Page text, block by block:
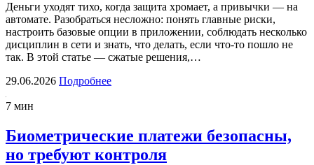
Деньги уходят тихо, когда защита хромает, а привычки — на
автомате. Разобраться несложно: понять главные риски,
настроить базовые опции в приложении, соблюдать несколько
дисциплин в сети и знать, что делать, если что-то пошло не
так. В этой статье — сжатые решения,…
29.06.2026 Подробнее
7 мин
Биометрические платежи безопасны,
но требуют контроля